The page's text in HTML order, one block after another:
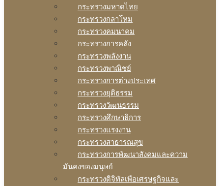
กระทรวงมหาดไทย
กระทรวงกลาโหม
กระทรวงคมนาคม
กระทรวงการคลัง
กระทรวงพลังงาน
กระทรวงพาณิชย์
กระทรวงการต่างประเทศ
กระทรวงยุติธรรม
กระทรวงวัฒนธรรม
กระทรวงศึกษาธิการ
กระทรวงแรงงาน
กระทรวงสาธารณสุข
กระทรวงการพัฒนาสังคมและความ
มันคงของมนุษย์
กระทรวงดิจิทัลเพือเศรษฐกิจและ